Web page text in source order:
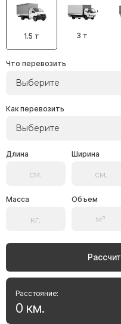
1.5 т 3 т
Что перевозить
Выберите
Как перевозить
Выберите
Длина Ширина
Масса Объем
Расстояние:
0 км.